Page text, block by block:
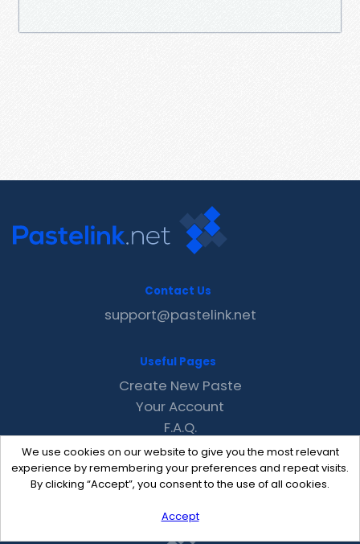
We use cookies on our website to give you the most relevant
experience by remembering your preferences and repeat visits.
By clicking “Accept”, you consent to the use of all cookies.
Accept
Contact Us
support@pastelink.net
Useful Pages
Create New Paste
Your Account
F.A.Q.
Recent
Contact